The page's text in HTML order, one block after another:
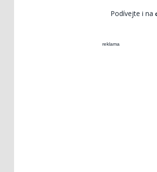
Podívejte i na
reklama